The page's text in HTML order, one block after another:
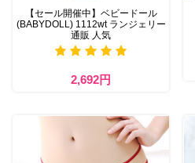
【セール開催中】ベビードール
(BABYDOLL) 1112wt ランジェリー
通販 人気
2,692円